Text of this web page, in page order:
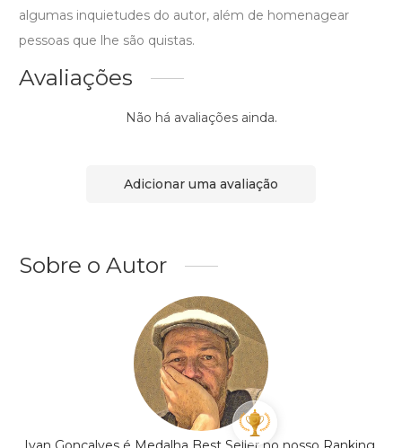
algumas inquietudes do autor, além de homenagear
pessoas que lhe são quistas.
Avaliações
Não há avaliações ainda.
Adicionar uma avaliação
Sobre o Autor